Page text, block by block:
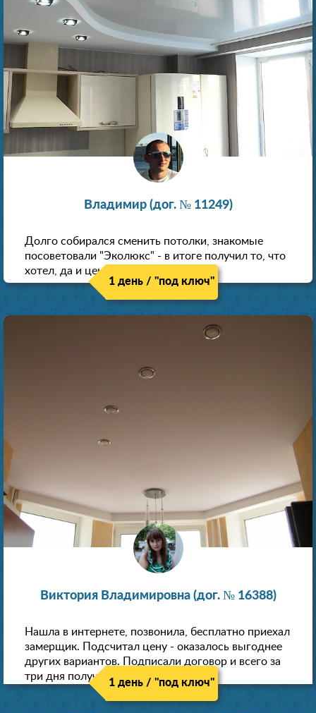
Владимир (дог. № 11249)
Долго собирался сменить потолки, знакомые
посоветовали "Эколюкс" - в итоге получил то, что
хотел, да и цена нормальная.
1 день / "под ключ"
Виктория Владимировна (дог. № 16388)
Нашла в интернете, позвонила, бесплатно приехал
замерщик. Подсчитал цену - оказалось выгоднее
других вариантов. Подписали договор и всего за
три дня получили новые потолки!
1 день / "под ключ"